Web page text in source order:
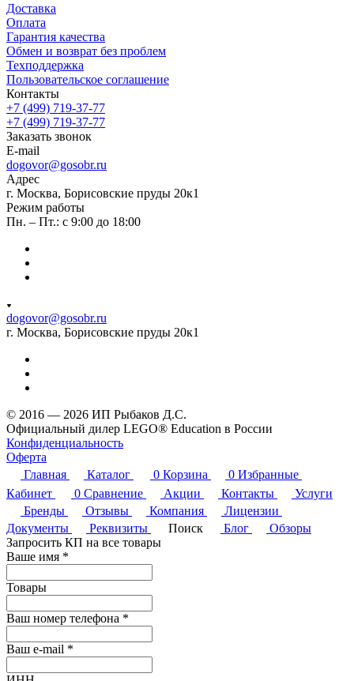
Доставка
Оплата
Гарантия качества
Обмен и возврат без проблем
Техподдержка
Пользовательское соглашение
Контакты
+7 (499) 719-37-77
+7 (499) 719-37-77
Заказать звонок
E-mail
dogovor@gosobr.ru
Адрес
г. Москва, Борисовские пруды 20к1
Режим работы
Пн. – Пт.: с 9:00 до 18:00
dogovor@gosobr.ru
г. Москва, Борисовские пруды 20к1
© 2016 — 2026 ИП Рыбаков Д.С.
Официальный дилер LEGO® Education в России
Конфиденциальность
Оферта
Главная
Каталог 0 Корзина 0 Избранные
Кабинет
0 Сравнение Акции Контакты
Услуги
Бренды
Отзывы Компания
Лицензии
Документы
Реквизиты Поиск Блог
Обзоры
Запросить КП на все товары
Ваше имя *
Товары
Ваш номер телефона *
Ваш e-mail *